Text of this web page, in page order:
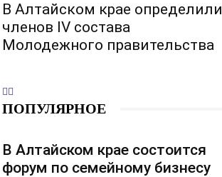
В Алтайском крае определили
членов IV состава
Молодежного правительства
ПОПУЛЯРНОЕ
В Алтайском крае состоится
форум по семейному бизнесу